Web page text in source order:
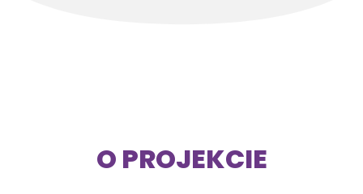
O PROJEKCIE